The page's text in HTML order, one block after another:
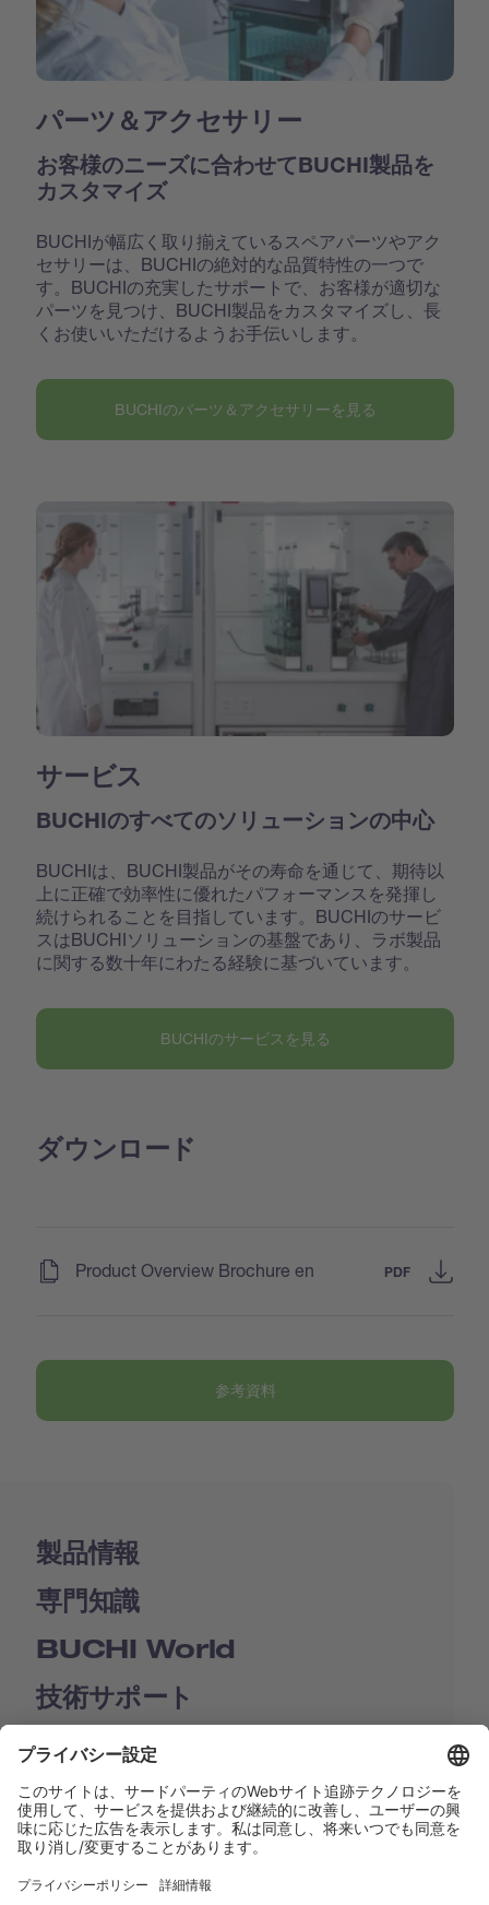
パーツ＆アクセサリー
お客様のニーズに合わせてBUCHI製品を
カスタマイズ
BUCHIが幅広く取り揃えているスペアパーツやアク
セサリーは、BUCHIの絶対的な品質特性の一つで
す。BUCHIの充実したサポートで、お客様が適切な
パーツを見つけ、BUCHI製品をカスタマイズし、長
くお使いいただけるようお手伝いします。
BUCHIのパーツ＆アクセサリーを見る
サービス
BUCHIのすべてのソリューションの中心
BUCHIは、BUCHI製品がその寿命を通じて、期待以
上に正確で効率性に優れたパフォーマンスを発揮し
続けられることを目指しています。BUCHIのサービ
スはBUCHIソリューションの基盤であり、ラボ製品
に関する数十年にわたる経験に基づいています。
BUCHIのサービスを見る
ダウンロード
Product Overview Brochure en PDF
参考資料
製品情報
専門知識
BUCHI World
技術サポート
Shop
Contact us